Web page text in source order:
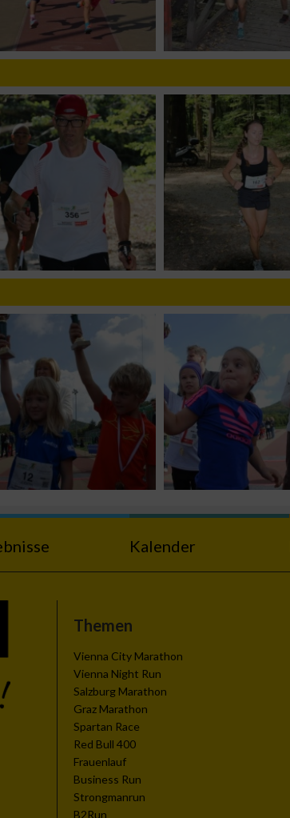
Kalender
Themen
Vienna City Marathon
Vienna Night Run
Salzburg Marathon
Graz Marathon
Spartan Race
Red Bull 400
Frauenlauf
Business Run
Strongmanrun
B2Run
von Daten aus